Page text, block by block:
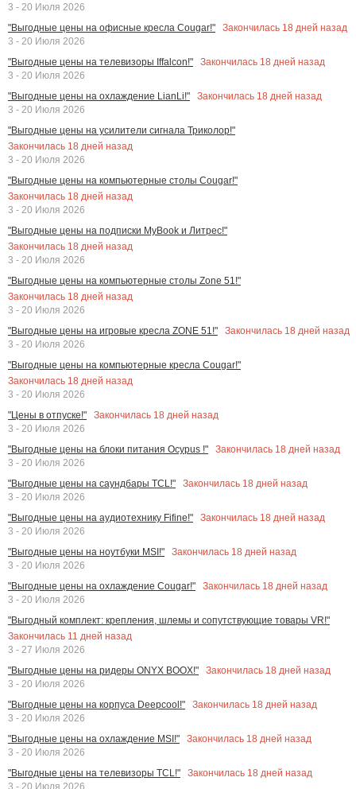
3 - 20 Июля 2026
"Выгодные цены на офисные кресла Cougar!"
Закончилась 18 дней назад
3 - 20 Июля 2026
"Выгодные цены на телевизоры Iffalcon!"
Закончилась 18 дней назад
3 - 20 Июля 2026
"Выгодные цены на охлаждение LianLi!"
Закончилась 18 дней назад
3 - 20 Июля 2026
"Выгодные цены на усилители сигнала Триколор!"
Закончилась 18 дней назад
3 - 20 Июля 2026
"Выгодные цены на компьютерные столы Cougar!"
Закончилась 18 дней назад
3 - 20 Июля 2026
"Выгодные цены на подписки MyBook и Литрес!"
Закончилась 18 дней назад
3 - 20 Июля 2026
"Выгодные цены на компьютерные столы Zone 51!"
Закончилась 18 дней назад
3 - 20 Июля 2026
"Выгодные цены на игровые кресла ZONE 51!"
Закончилась 18 дней назад
3 - 20 Июля 2026
"Выгодные цены на компьютерные кресла Cougar!"
Закончилась 18 дней назад
3 - 20 Июля 2026
"Цены в отпуске!"
Закончилась 18 дней назад
3 - 20 Июля 2026
"Выгодные цены на блоки питания Ocypus !"
Закончилась 18 дней назад
3 - 20 Июля 2026
"Выгодные цены на саундбары TCL!"
Закончилась 18 дней назад
3 - 20 Июля 2026
"Выгодные цены на аудиотехнику Fifine!"
Закончилась 18 дней назад
3 - 20 Июля 2026
"Выгодные цены на ноутбуки MSI!"
Закончилась 18 дней назад
3 - 20 Июля 2026
"Выгодные цены на охлаждение Cougar!"
Закончилась 18 дней назад
3 - 20 Июля 2026
"Выгодный комплект: крепления, шлемы и сопутствующие товары VR!"
Закончилась 11 дней назад
3 - 27 Июля 2026
"Выгодные цены на ридеры ONYX BOOX!"
Закончилась 18 дней назад
3 - 20 Июля 2026
"Выгодные цены на корпуса Deepcool!"
Закончилась 18 дней назад
3 - 20 Июля 2026
"Выгодные цены на охлаждение MSI!"
Закончилась 18 дней назад
3 - 20 Июля 2026
"Выгодные цены на телевизоры TCL!"
Закончилась 18 дней назад
3 - 20 Июля 2026